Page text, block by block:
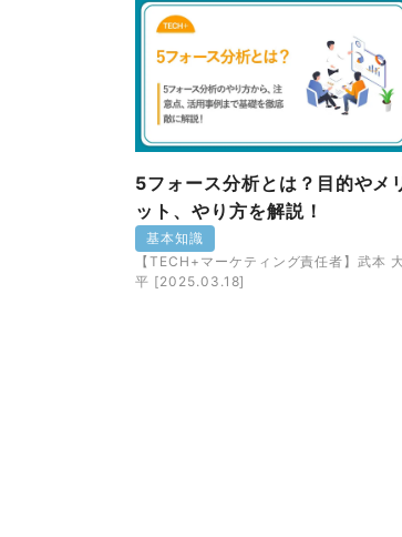
5フォース分析とは？目的やメ
ット、やり方を解説！
基本知識
【TECH+マーケティング責任者】武本 大
平 [2025.03.18]